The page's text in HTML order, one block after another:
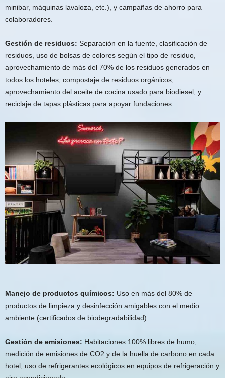
minibar, máquinas lavaloza, etc.), y campañas de ahorro para
colaboradores.
Gestión de residuos: Separación en la fuente, clasificación de
residuos, uso de bolsas de colores según el tipo de residuo,
aprovechamiento de más del 70% de los residuos generados en
todos los hoteles, compostaje de residuos orgánicos,
aprovechamiento del aceite de cocina usado para biodiesel, y
reciclaje de tapas plásticas para apoyar fundaciones.
Manejo de productos químicos: Uso en más del 80% de
productos de limpieza y desinfección amigables con el medio
ambiente (certificados de biodegradabilidad).
Gestión de emisiones: Habitaciones 100% libres de humo,
medición de emisiones de CO2 y de la huella de carbono en cada
hotel, uso de refrigerantes ecológicos en equipos de refrigeración y